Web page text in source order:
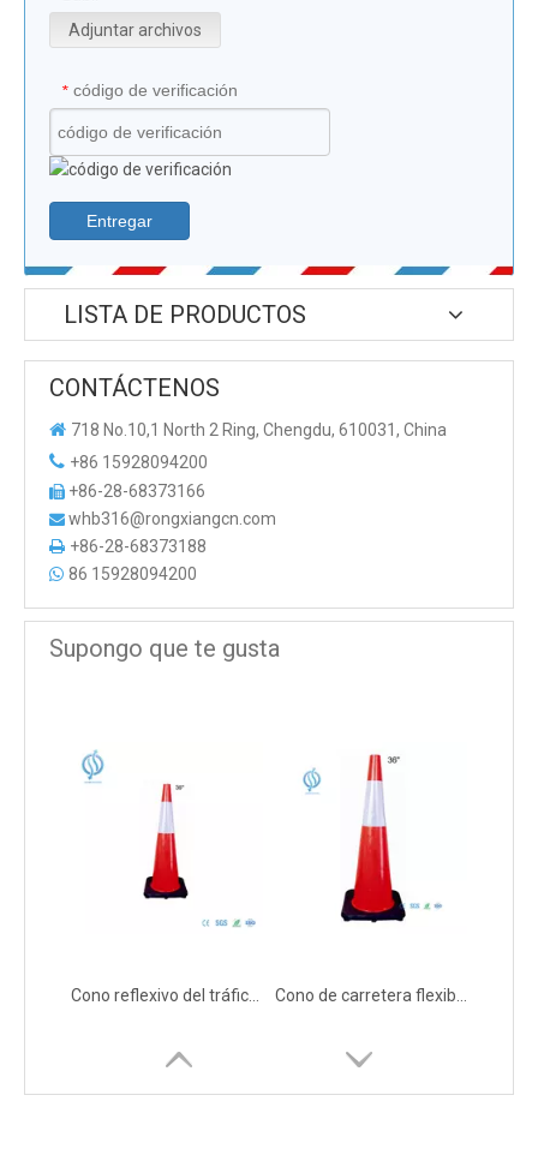
Adjuntar archivos
* código de verificación
Entregar
LISTA DE PRODUCTOS
CONTÁCTENOS
 718 No.10,1 North 2 Ring, Chengdu, 610031, China
 +86 15928094200
 +86-28-68373166
 whb316@rongxiangcn.com
 +86-28-68373188
 86 15928094200
Supongo que te gusta